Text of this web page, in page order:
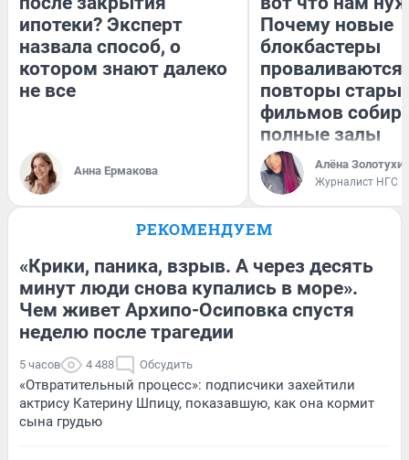
ипотеки? Эксперт
назвала способ, о
котором знают далеко
не все
Анна Ермакова
Почему новые
блокбастеры
повторы
фильмов
полные залы
Алёна
Журналист НГС
РЕКОМЕНДУЕМ
«Крики, паника, взрыв. А через десять
минут люди снова купались в море».
Чем живет Архипо-Осиповка спустя
неделю после трагедии
5 часов 4 488 Обсудить
«Отвратительный процесс»: подписчики захейтили
актрису Катерину Шпицу, показавшую, как она кормит
сына грудью